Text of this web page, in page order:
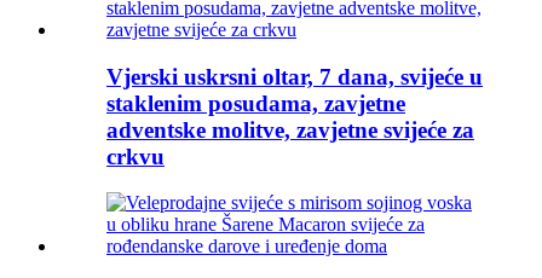
Vjerski uskrsni oltar, 7 dana, svijeće u
staklenim posudama, zavjetne
adventske molitve, zavjetne svijeće za
crkvu